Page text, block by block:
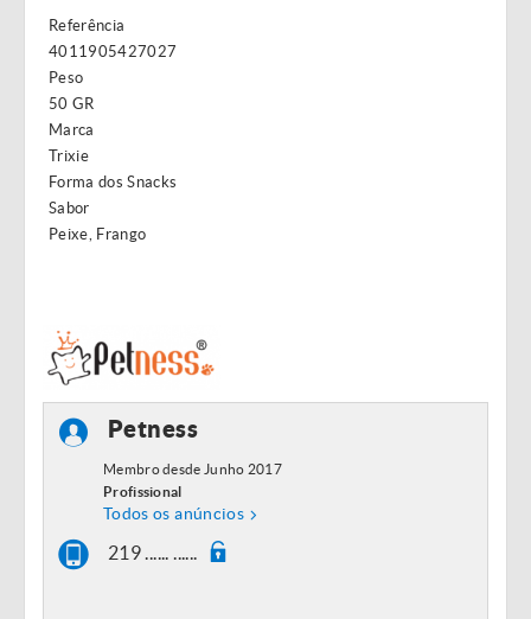
Referência
4011905427027
Peso
50 GR
Marca
Trixie
Forma dos Snacks
Sabor
Peixe, Frango
Petness
Membro desde Junho 2017
Profissional
Todos os anúncios
219 ...... ......